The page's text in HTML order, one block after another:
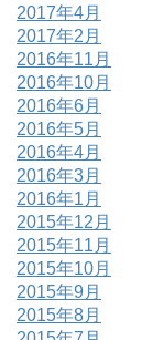
2017年4月
2017年2月
2016年11月
2016年10月
2016年6月
2016年5月
2016年4月
2016年3月
2016年1月
2015年12月
2015年11月
2015年10月
2015年9月
2015年8月